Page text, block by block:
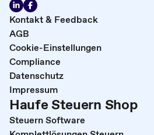
Kontakt & Feedback
AGB
Cookie-Einstellungen
Compliance
Datenschutz
Impressum
Haufe Steuern Shop
Steuern Software